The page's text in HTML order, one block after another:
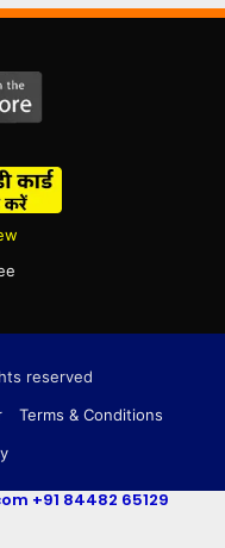
reserved
Terms & Conditions
+91 84482 65129